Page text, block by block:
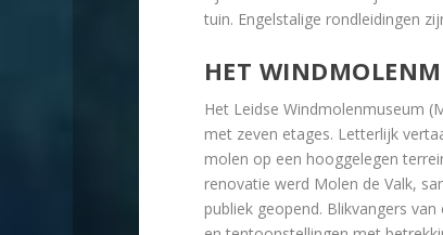
tuin. Engelstalige rondleidingen
HET
Het Leidse Windmolenmuseum
met zeven etages. Letterlijk
molen op een hooggelegen
renovatie werd Molen de Valk,
publiek geopend. Blikvangers